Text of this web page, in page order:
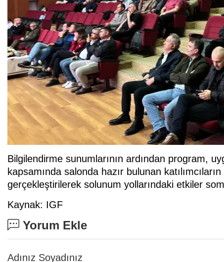
Bilgilendirme sunumlarının ardından program,
kapsamında salonda hazır bulunan
gerçekleştirilerek solunum yollarındaki etkiler
Kaynak: IGF
Yorum Ekle
Adınız Soyadınız